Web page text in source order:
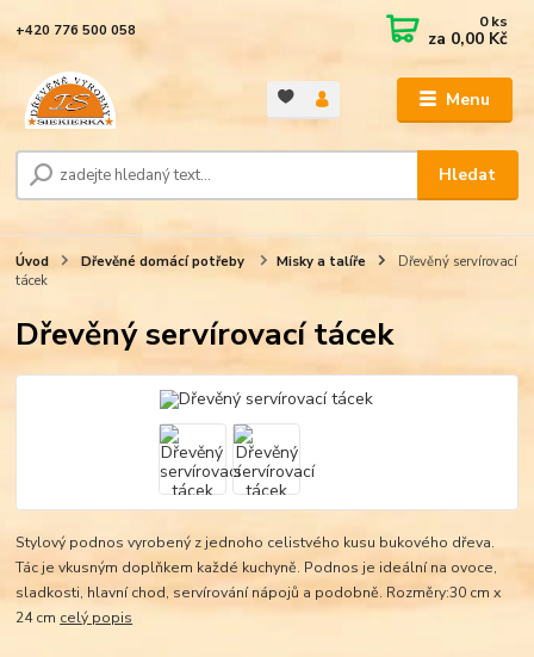
Menu
Hledat
+420 776 500 058 0ks
za 0,00 Kč
Úvod Dřevěné domácí potřeby Misky a talíře
Dřevěný servírovací
tácek
Dřevěný servírovací tácek
Stylový podnos vyrobený z jednoho celistvého kusu bukového dřeva.
Tác je vkusným doplňkem každé kuchyně. Podnos je ideální na ovoce,
sladkosti, hlavní chod, servírování nápojů a podobně. Rozměry:30 cm x
24 cm celý popis